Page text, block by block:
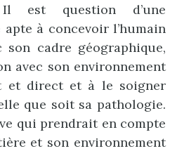
est question d’une
à concevoir l’humain
son cadre géographique,
avec son environnement
et direct et à le soigner
que soit sa pathologie.
qui prendrait en compte
et son environnement